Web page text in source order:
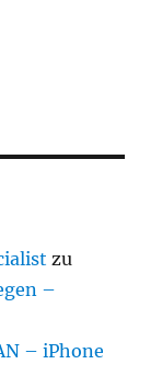
zu
–
– iPhone